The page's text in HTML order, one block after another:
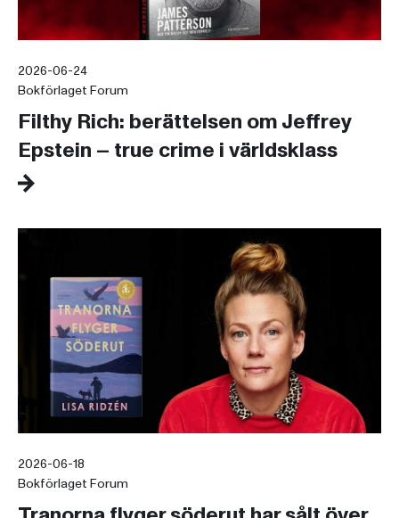
2026-06-24
Bokförlaget Forum
Filthy Rich: berättelsen om Jeffrey
Epstein – true crime i världsklass
2026-06-18
Bokförlaget Forum